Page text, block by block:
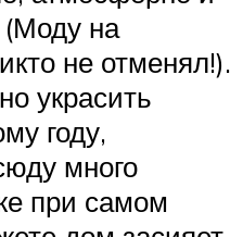
(Моду на
не отменял!).
украсить
году,
много
при самом